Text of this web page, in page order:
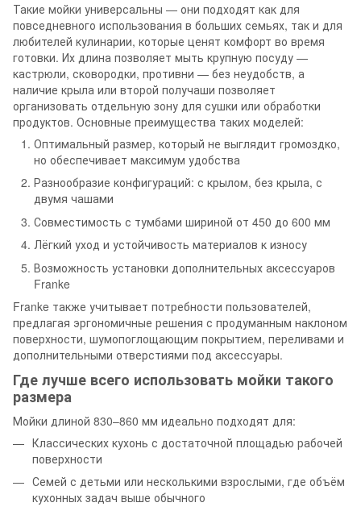
Такие мойки универсальны — они подходят как для
повседневного использования в больших семьях, так и для
любителей кулинарии, которые ценят комфорт во время
готовки. Их длина позволяет мыть крупную посуду —
кастрюли, сковородки, противни — без неудобств, а
наличие крыла или второй получаши позволяет
организовать отдельную зону для сушки или обработки
продуктов. Основные преимущества таких моделей:
Оптимальный размер, который не выглядит громоздко,
но обеспечивает максимум удобства
Разнообразие конфигураций: с крылом, без крыла, с
двумя чашами
Совместимость с тумбами шириной от 450 до 600 мм
Лёгкий уход и устойчивость материалов к износу
Возможность установки дополнительных аксессуаров
Franke
Franke также учитывает потребности пользователей,
предлагая эргономичные решения с продуманным наклоном
поверхности, шумопоглощающим покрытием, переливами и
дополнительными отверстиями под аксессуары.
Где лучше всего использовать мойки такого
размера
Мойки длиной 830–860 мм идеально подходят для:
Классических кухонь с достаточной площадью рабочей
поверхности
Семей с детьми или несколькими взрослыми, где объём
кухонных задач выше обычного